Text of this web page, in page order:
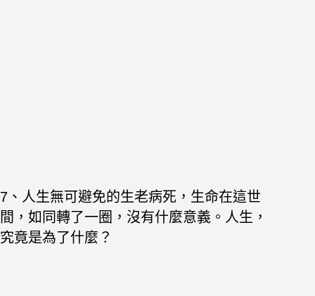
7、人生無可避免的生老病死，生命在這世
間，如同轉了一圈，沒有什麼意義。人生，
究竟是為了什麼？